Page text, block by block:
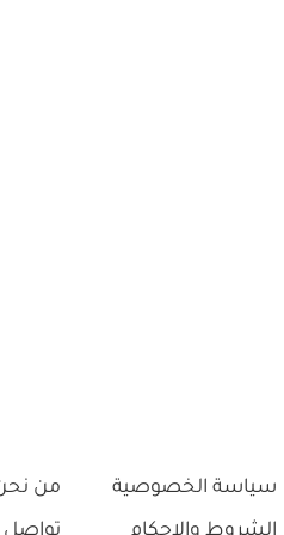
سياسة الخصوصية
من